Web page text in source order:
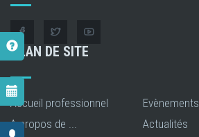
PLAN DE SITE
Accueil professionnel
A propos de ...
Evènements
Actualités